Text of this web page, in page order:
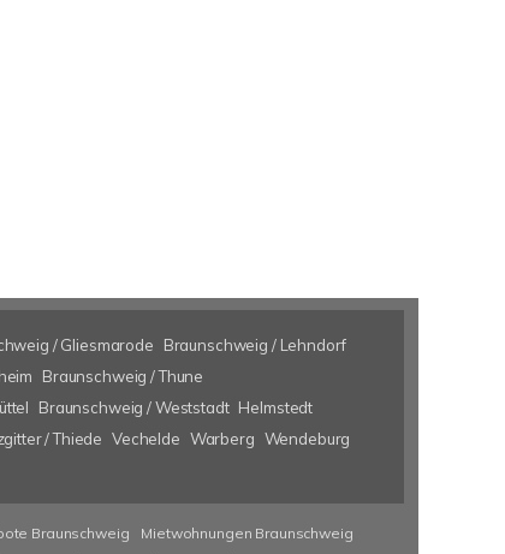
/ Gliesmarode
Braunschweig / Lehndorf
Braunschweig / Thune
Braunschweig / Weststadt Helmstedt
/ Thiede Vechelde Warberg Wendeburg
Braunschweig
Mietwohnungen Braunschweig